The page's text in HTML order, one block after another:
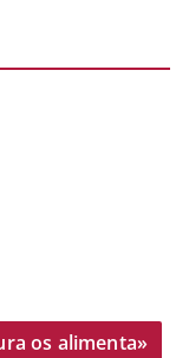
os alimenta»